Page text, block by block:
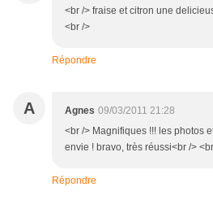
<br /> fraise et citron une
<br />
Répondre
A Agnes 09/03/2011 21:28
<br /> Magnifiques !!! les photos
envie ! bravo, très réussi<br />
Répondre